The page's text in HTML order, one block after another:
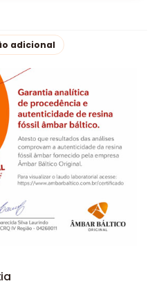
adicional